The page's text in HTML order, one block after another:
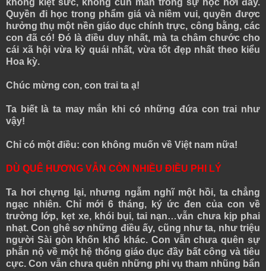
Quyền đi học trong phẩm giá và niềm vui, quyền được
hưởng thụ một nền giáo dục chính trực, công bằng, các
con đã có! Đó là điều duy nhất, mà ta châm chước cho
cái xã hội vừa kỳ quái nhất, vừa tốt đẹp nhất theo kiểu
Hoa kỳ.
Chúc mừng con, con trai ta ạ!
Ta biết là ta may mắn khi có những đứa con trai như
vậy!
Chỉ có một điều: con không muốn về Việt nam nữa!
DÙ QUÊ HƯƠNG VẪN CÒN NHIỀU ĐIỀU PHI LÝ
Ta hơi chựng lại, nhưng ngẫm nghĩ một hồi, ta chẳng
ngạc nhiên. Chỉ mới 6 tháng, ký ức đen của con về
trường lớp, kẹt xe, khói bụi, tai nạn…vẫn chưa kịp phai
nhạt. Con ghê sợ những điều ấy, cũng như ta, như triệu
người Sài gòn khốn khổ khác. Con vẫn chưa quên sự
phẫn nộ về một hệ thống giáo dục đầy bất công và tiêu
cực. Con vẫn chưa quên những phi vụ tham nhũng bẩn